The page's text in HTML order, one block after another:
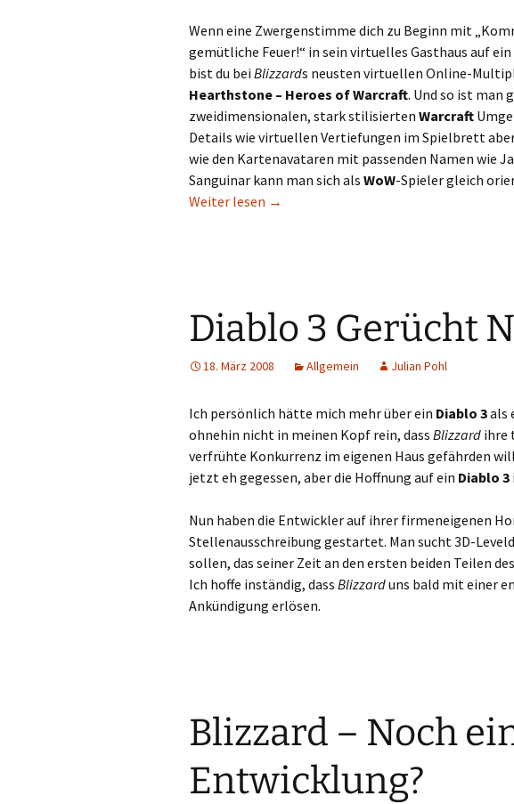
Wenn eine Zwergenstimme dich zu Beginn mit
gemütliche Feuer!“ in sein virtuelles Gasthaus auf
bist du bei Blizzards neusten virtuellen Online-
Hearthstone – Heroes of Warcraft. Und so ist man
zweidimensionalen, stark stilisierten Warcraft
Details wie virtuellen Vertiefungen im Spielbrett
wie den Kartenavataren mit passenden Namen wie
Sanguinar kann man sich als WoW-Spieler gleich
Weiter lesen Hearthstone – Heroes of Warcraft im
→
Diablo 3 Gerücht
18. März 2008 Allgemein Julian Pohl
Ich persönlich hätte mich mehr über ein Diablo 3als
ohnehin nicht in meinen Kopf rein, dass Blizzard ihre
verfrühte Konkurrenz im eigenen Haus gefährden
jetzt eh gegessen, aber die Hoffnung auf ein Diablo 3
Nun haben die Entwickler auf ihrer firmeneigenen
Stellenausschreibung gestartet. Man sucht 3D-
sollen, das seiner Zeit an den ersten beiden Teilen
Ich hoffe inständig, dass Blizzarduns bald mit einer
Ankündigung erlösen.
Blizzard – Noch
Entwicklung?